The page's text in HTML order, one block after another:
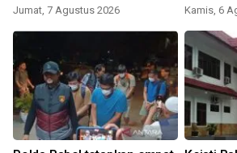
Jumat, 7 Agustus 2026 Kamis, 6